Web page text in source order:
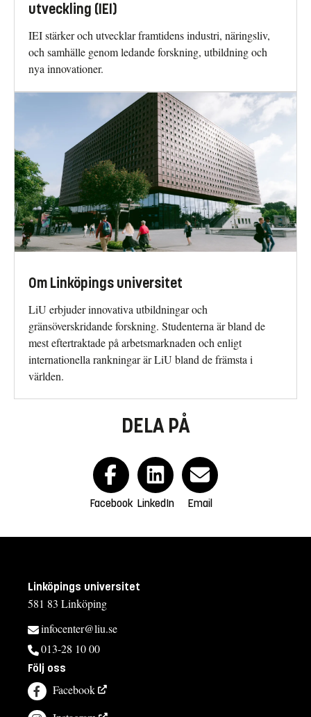
utveckling (IEI)
IEI stärker och utvecklar framtidens industri, näringsliv,
och samhälle genom ledande forskning, utbildning och
nya innovationer.
Om Linköpings universitet
LiU erbjuder innovativa utbildningar och
gränsöverskridande forskning. Studenterna är bland de
mest eftertraktade på arbetsmarknaden och enligt
internationella rankningar är LiU bland de främsta i
världen.
DELA PÅ
Facebook LinkedIn Email
Linköpings universitet
581 83 Linköping
infocenter@liu.se
013-28 10 00
Följ oss
Facebook